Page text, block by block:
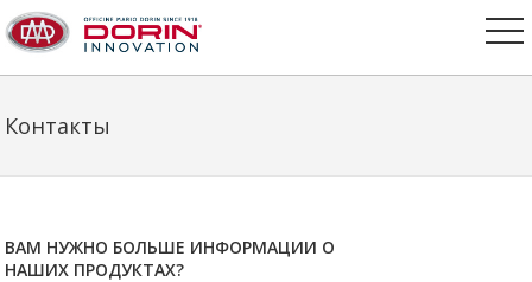
Контакты
ВАМ НУЖНО БОЛЬШЕ ИНФОРМАЦИИ О
НАШИХ ПРОДУКТАХ?